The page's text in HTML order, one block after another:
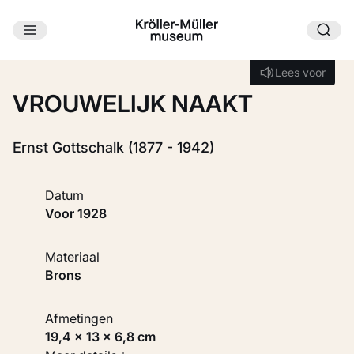
Ga naar hoofdinhoud
Lees voor
Lees voor
VROUWELIJK NAAKT
Ernst Gottschalk (1877 - 1942)
Datum
voor 1928
Materiaal
Brons
Afmetingen
19,4 × 13 × 6,8 cm